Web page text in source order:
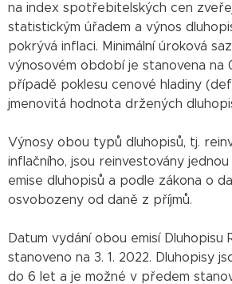
na index spotřebitelských cen
statistickým úřadem a výnos
pokrývá inflaci. Minimální úroková
výnosovém období je stanovena na
případě poklesu cenové hladiny
jmenovitá hodnota držených
Výnosy obou typů dluhopisů, tj.
inflačního, jsou reinvestovány
emise dluhopisů a podle zákona o
osvobozeny od daně z příjmů.
Datum vydání obou emisí Dluhopisu
stanoveno na 3. 1. 2022. Dluhopisy
do 6 let a je možné v předem